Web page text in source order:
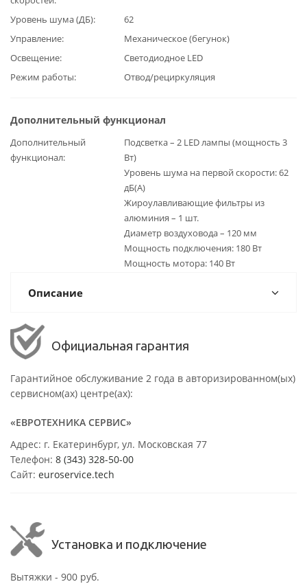
Уровень шума (ДБ)
62
Управление
Механическое (бегунок)
Освещение
Светодиодное LED
Режим работы
Отвод/рециркуляция
Дополнительный функционал
Дополнительный
функционал
Подсветка – 2 LED лампы (мощность 3
Вт)
Уровень шума на первой скорости: 62
дБ(А)
Жироулавливающие фильтры из
алюминия – 1 шт.
Диаметр воздуховода – 120 мм
Мощность подключения: 180 Вт
Мощность мотора: 140 Вт
Описание
Официальная гарантия
Гарантийное обслуживание 2 года в авторизированном(ых)
сервисном(ах) центре(ах):
«ЕВРОТЕХНИКА СЕРВИС»
Адрес: г. Екатеринбург, ул. Московская 77
Телефон: 8 (343) 328-50-00
Сайт: euroservice.tech
Установка и подключение
Вытяжки - 900 руб.